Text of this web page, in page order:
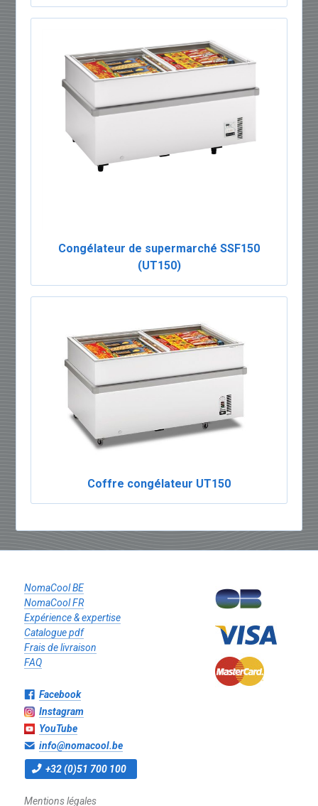
Congélateur de supermarché SSF150
(UT150)
Coffre congélateur UT150
NomaCool BE
NomaCool FR
Expérience & expertise
Catalogue pdf
Frais de livraison
FAQ
Facebook
Instagram
YouTube
info@nomacool.be
+32 (0)51 700 100
Mentions légales